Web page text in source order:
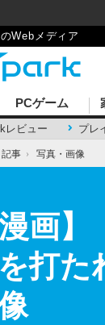
Webメディア
レビュー プレ
PCゲーム
記事 › 写真・画像
漫画
を打